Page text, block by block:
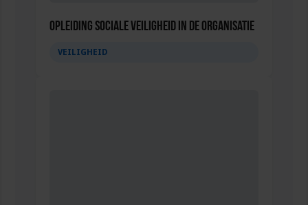
Opleiding Sociale Veiligheid in de Organisatie
VEILIGHEID